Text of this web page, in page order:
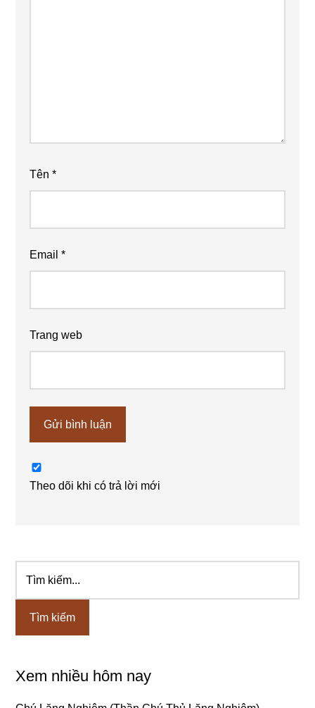
Tên*
Email*
Trang web
Theo dõi khi có trả lời mới
Sidebar
chính
kiếm...
Xem nhiều hôm nay